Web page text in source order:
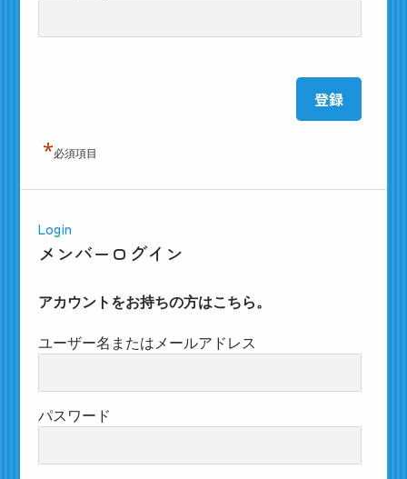
*必須項目
Login
メンバーログイン
アカウントをお持ちの方はこちら。
ユーザー名またはメールアドレス
パスワード